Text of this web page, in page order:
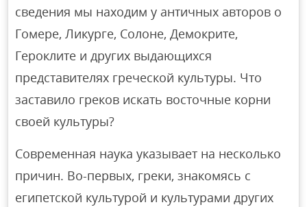
сведения мы находим у античных авторов о
Гомере, Ликурге, Солоне, Демокрите,
Героклите и других выдающихся
представителях греческой культуры. Что
заставило греков искать восточные корни
своей культуры?
Современная наука указывает на несколько
причин. Во-первых, греки, знакомясь с
египетской культурой и культурами других